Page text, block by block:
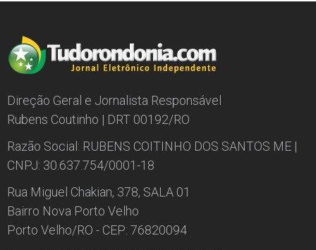
Direção Geral e Jornalista Responsável
Rubens Coutinho | DRT 00192/RO
Razão Social: RUBENS COITINHO DOS SANTOS ME |
CNPJ: 30.637.754/0001-18
Rua Miguel Chakian, 378, SALA 01
Bairro Nova Porto Velho
Porto Velho/RO - CEP: 76820094